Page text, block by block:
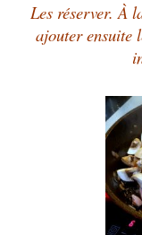
Les réserver. À
ajouter ensuite